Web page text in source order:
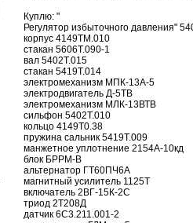
Куплю: "
Регулятор избыточного давления"
корпус 4149ТМ.010
стакан 5606Т.090-1
вал 5402Т.015
стакан 5419Т.014
электромеханизм МПК-13А-5
электродвигатель Д-5ТВ
электромеханизм МЛК-13ВТВ
сильфон 5402Т.010
кольцо 4149Т0.38
пружина сальник 5419Т.009
манжетное уплотнение 2154А-10кд
блок БРРМ-В
альтернатор ГТ60ПЧ6А
магнитный усилитель 1125Т
включатель 2ВГ-15К-2С
триод 2Т208Д
датчик 6С3.211.001-2